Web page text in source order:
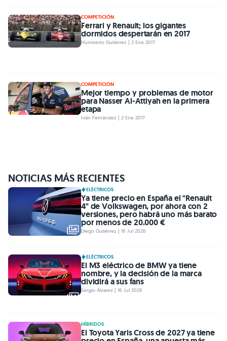
COMPETICIÓN
Ferrari y Renault; los gigantes
dormidos despertarán en 2017
Humberto Gutiérrez | 2 Ene 2017
COMPETICIÓN
Mejor tiempo y problemas de motor
para Nasser Al-Attiyah en la primera
etapa
Iván Fernández | 2 Ene 2017
NOTICIAS MÁS RECIENTES
ELÉCTRICOS
Ya tiene precio en España el "Renault
4" de Volkswagen, por ahora con 2
versiones, pero habrá uno más barato
por menos de 20.000 €
Diego Gutiérrez | 16 Jul 2026
ELÉCTRICOS
El M3 eléctrico de BMW ya tiene
nombre, y la decisión de la marca
dividirá a sus fans
Sergio Álvarez | 16 Jul 2026
HÍBRIDOS
El Toyota Yaris Cross de 2027 ya tiene